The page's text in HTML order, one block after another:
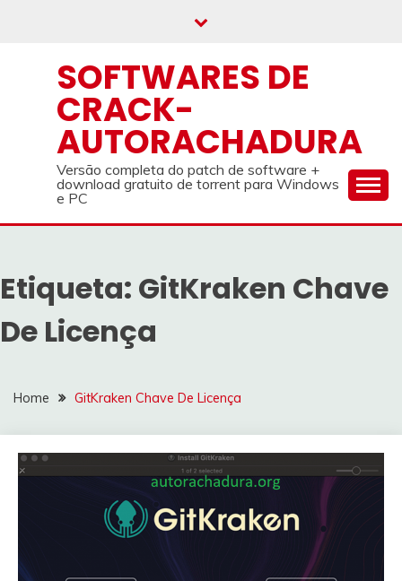
SOFTWARES DE
CRACK-
AUTORACHADURA
Versão completa do patch de software +
download gratuito de torrent para Windows
e PC
Etiqueta: GitKraken Chave
De Licença
Home GitKraken Chave De Licença